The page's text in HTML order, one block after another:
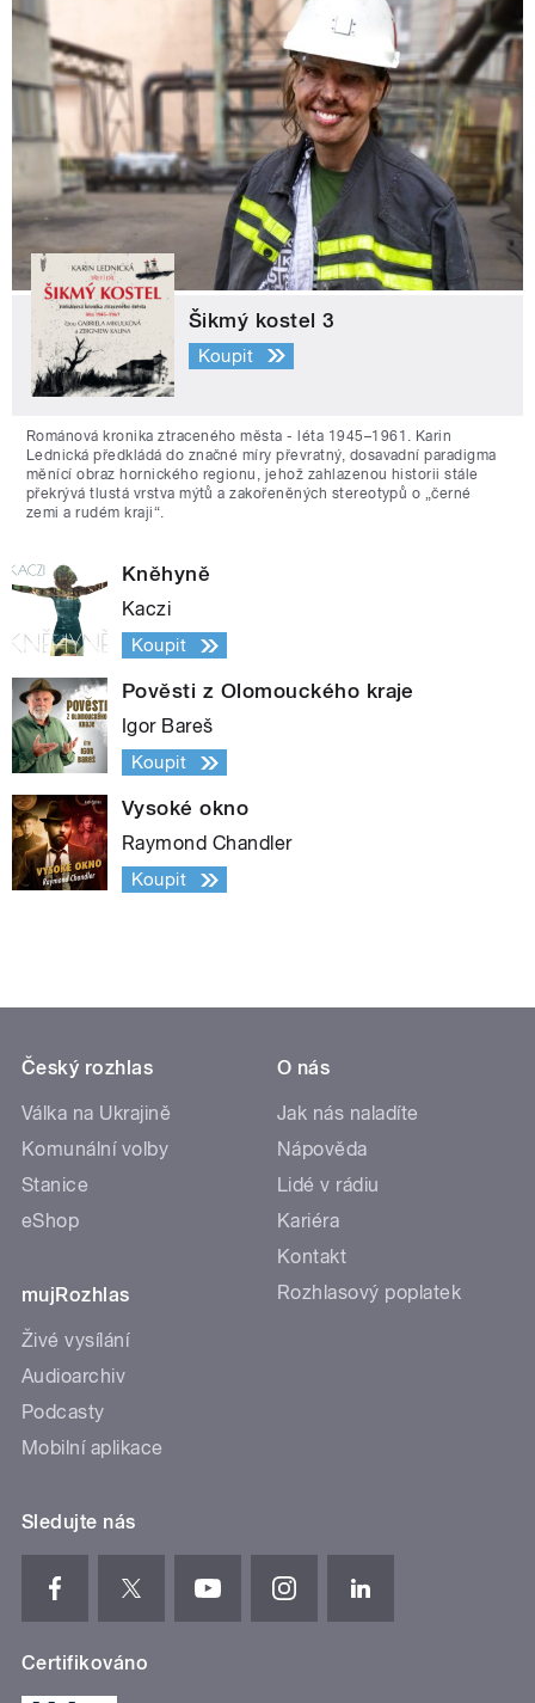
Šikmý kostel 3
Koupit
Románová kronika ztraceného města - léta 1945–1961. Karin
Lednická předkládá do značné míry převratný, dosavadní paradigma
měnící obraz hornického regionu, jehož zahlazenou historii stále
překrývá tlustá vrstva mýtů a zakořeněných stereotypů o „černé
zemi a rudém kraji“.
Kněhyně
Kaczi
Koupit
Pověsti z Olomouckého kraje
Igor Bareš
Koupit
Vysoké okno
Raymond Chandler
Koupit
Český rozhlas
Válka na Ukrajině
Komunální volby
Stanice
eShop
mujRozhlas
Živé vysílání
Audioarchiv
Podcasty
Mobilní aplikace
O nás
Jak nás naladíte
Nápověda
Lidé v rádiu
Kariéra
Kontakt
Rozhlasový poplatek
Sledujte nás
Certifikováno